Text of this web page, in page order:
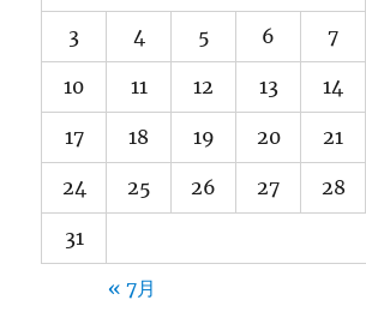
3 4 5 6 7
10 11 12 13 14
17 18 19 20 21
24 25 26 27 28
31
« 7月